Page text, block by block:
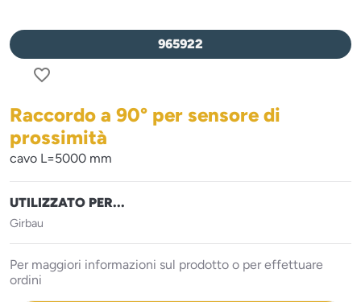
965922
favorite_border
Raccordo a 90° per sensore di
prossimità
cavo L=5000 mm
UTILIZZATO PER...
Girbau
Per maggiori informazioni sul prodotto o per effettuare
ordini